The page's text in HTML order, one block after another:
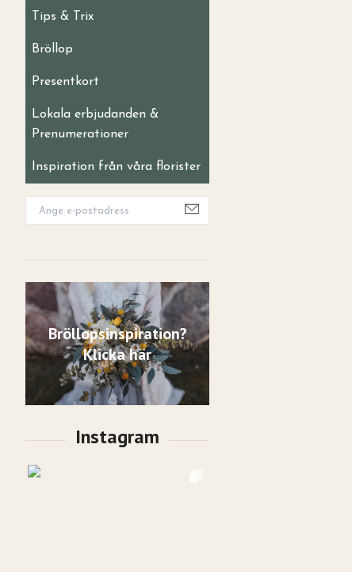
Tips & Trix
Bröllop
Presentkort
Lokala erbjudanden &
Prenumerationer
Inspiration från våra florister
Bröllopsinspiration?
Klicka här